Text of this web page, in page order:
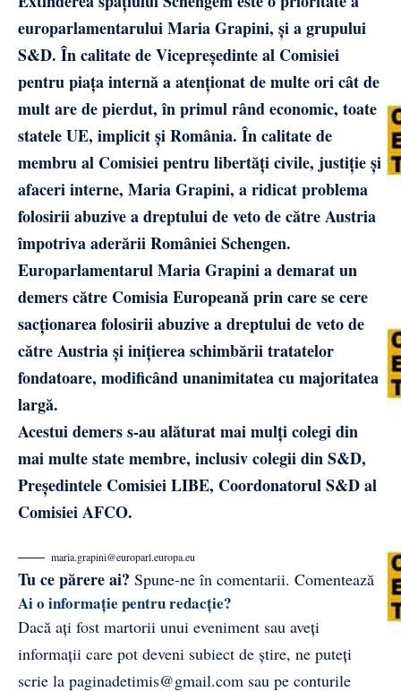
europarlamentarului Maria Grapini, și a grupului
S&D. În calitate de Vicepreședinte al Comisiei
pentru piața internă a atenționat de multe ori cât de
mult are de pierdut, în primul rând economic, toate
statele UE, implicit și România. În calitate de
membru al Comisiei pentru libertăți civile, justiție și
afaceri interne, Maria Grapini, a ridicat problema
folosirii abuzive a dreptului de veto de către Austria
împotriva aderării României Schengen.
Europarlamentarul Maria Grapini a demarat un
demers către Comisia Europeană prin care se cere
sacționarea folosirii abuzive a dreptului de veto de
către Austria și inițierea schimbării tratatelor
fondatoare, modificând unanimitatea cu majoritatea
largă.
Acestui demers s-au alăturat mai mulți colegi din
mai multe state membre, inclusiv colegii din S&D,
Președintele Comisiei LIBE, Coordonatorul S&D al
Comisiei AFCO.
maria.grapini@europarl.europa.eu
Tu ce părere ai? Spune-ne în comentarii. Comentează
Ai o informație pentru redacție?
Dacă ați fost martorii unui eveniment sau aveți
informații care pot deveni subiect de știre, ne puteți
scrie la paginadetimis@gmail.com sau pe conturile